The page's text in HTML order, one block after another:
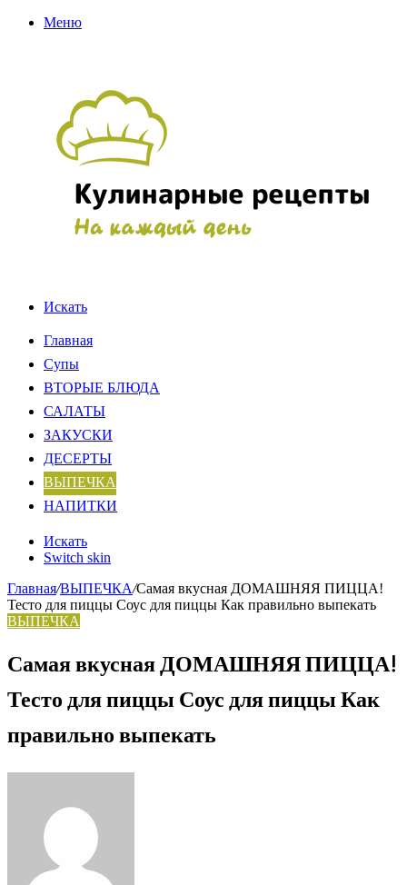
Меню
Искать
Главная
Супы
ВТОРЫЕ БЛЮДА
САЛАТЫ
ЗАКУСКИ
ДЕСЕРТЫ
ВЫПЕЧКА
НАПИТКИ
Искать
Switch skin
Главная/ВЫПЕЧКА/Самая вкусная ДОМАШНЯЯ ПИЦЦА!
Тесто для пиццы Соус для пиццы Как правильно выпекать
ВЫПЕЧКА
Самая вкусная ДОМАШНЯЯ ПИЦЦА!
Тесто для пиццы Соус для пиццы Как
правильно выпекать